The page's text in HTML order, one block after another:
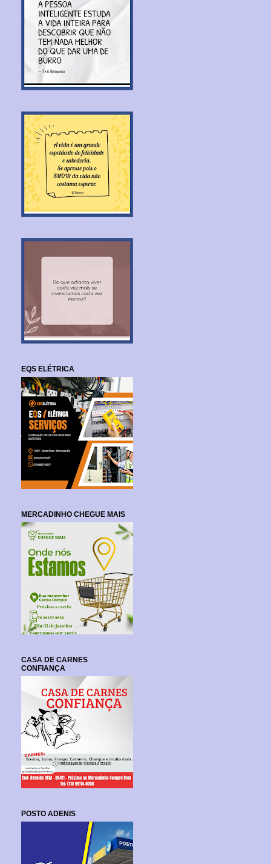
EQS ELÉTRICA
MERCADINHO CHEGUE MAIS
CASA DE CARNES
CONFIANÇA
POSTO ADENIS